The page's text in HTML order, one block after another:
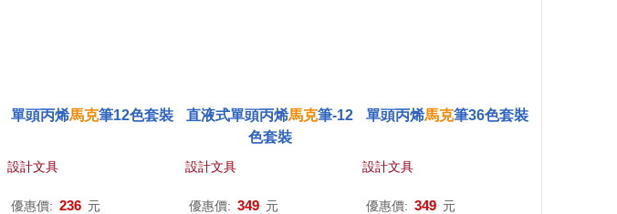
單頭丙烯馬克筆12色套裝
設計文具
優惠價: 236 元
直液式單頭丙烯馬克筆-12
色套裝
設計文具
優惠價: 349 元
單頭丙烯馬克筆36色套裝
設計文具
優惠價: 349 元